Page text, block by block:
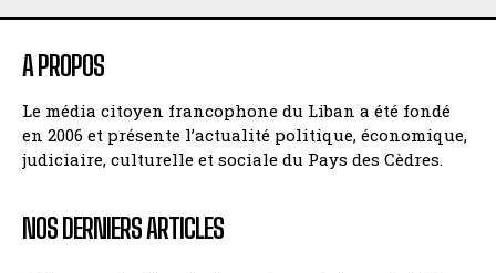
A PROPOS
Le média citoyen francophone du Liban a été fondé
en 2006 et présente l’actualité politique, économique,
judiciaire, culturelle et sociale du Pays des Cèdres.
NOS DERNIERS ARTICLES